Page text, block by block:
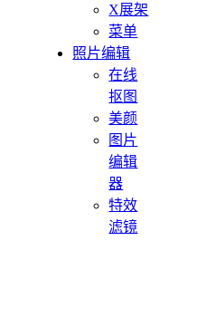
X展架
菜单
照片编辑
在线
抠图
美颜
图片
编辑
器
特效
滤镜